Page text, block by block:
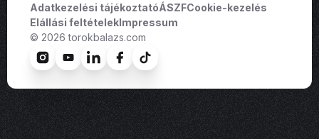
Adatkezelési tájékoztatóÁSZFCookie-kezelés
Elállási feltételekImpressum
© 2026 torokbalazs.com